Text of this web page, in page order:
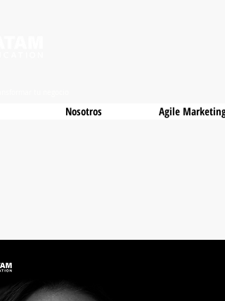
Nosotros Agile